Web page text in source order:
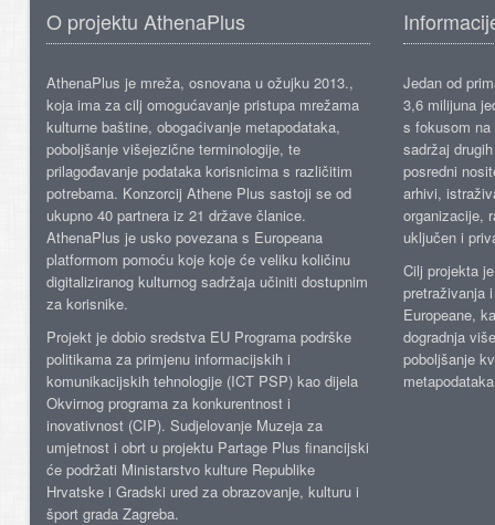
O projektu AthenaPlus
AthenaPlus je mreža, osnovana u ožujku 2013.,
koja ima za cilj omogućavanje pristupa mrežama
kulturne baštine, obogaćivanje metapodataka,
poboljšanje višejezične terminologije, te
prilagođavanje podataka korisnicima s različitim
potrebama. Konzorcij Athene Plus sastoji se od
ukupno 40 partnera iz 21 države članice.
AthenaPlus je usko povezana s Europeana
platformom pomoću koje koje će veliku količinu
digitaliziranog kulturnog sadržaja učiniti dostupnim
za korisnike.
Projekt je dobio sredstva EU Programa podrške
politikama za primjenu informacijskih i
komunikacijskih tehnologije (ICT PSP) kao dijela
Okvirnog programa za konkurentnost i
inovativnost (CIP). Sudjelovanje Muzeja za
umjetnost i obrt u projektu Partage Plus financijski
će podržati Ministarstvo kulture Republike
Hrvatske i Gradski ured za obrazovanje, kulturu i
šport grada Zagreba.
Jedan od
3,6 milijuna
s fokusom
sadržaj
posredni
arhivi,
organizacije,
uključen i
Cilj projekta
pretraživanja
Europeane,
dogradnja
poboljšanje